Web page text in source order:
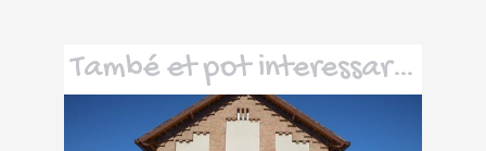
També et pot interessar…